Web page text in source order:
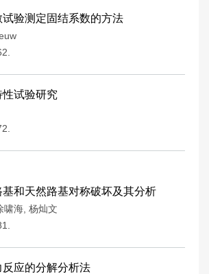
验测定固结系数的方法
试验研究
和天然路基对称破坏及其分析
啸海 杨灿文
应的分解分析法